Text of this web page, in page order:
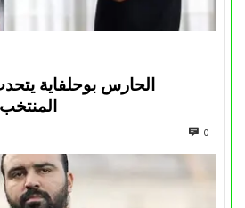
الحارس بوحلفاية
0